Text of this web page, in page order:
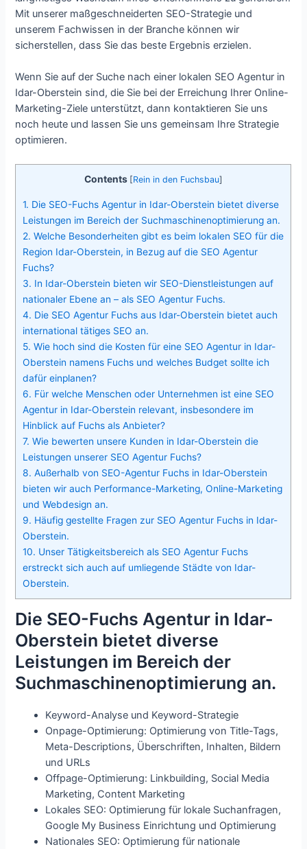
Mit unserer maßgeschneiderten SEO-Strategie und
unserem Fachwissen in der Branche können wir
sicherstellen, dass Sie das beste Ergebnis erzielen.
Wenn Sie auf der Suche nach einer lokalen SEO Agentur in
Idar-Oberstein sind, die Sie bei der Erreichung Ihrer Online-
Marketing-Ziele unterstützt, dann kontaktieren Sie uns
noch heute und lassen Sie uns gemeinsam Ihre Strategie
optimieren.
Contents [Rein in den Fuchsbau]
1. Die SEO-Fuchs Agentur in Idar-Oberstein bietet diverse
Leistungen im Bereich der Suchmaschinenoptimierung an.
2. Welche Besonderheiten gibt es beim lokalen SEO für die
Region Idar-Oberstein, in Bezug auf die SEO Agentur
Fuchs?
3. In Idar-Oberstein bieten wir SEO-Dienstleistungen auf
nationaler Ebene an – als SEO Agentur Fuchs.
4. Die SEO Agentur Fuchs aus Idar-Oberstein bietet auch
international tätiges SEO an.
5. Wie hoch sind die Kosten für eine SEO Agentur in Idar-
Oberstein namens Fuchs und welches Budget sollte ich
dafür einplanen?
6. Für welche Menschen oder Unternehmen ist eine SEO
Agentur in Idar-Oberstein relevant, insbesondere im
Hinblick auf Fuchs als Anbieter?
7. Wie bewerten unsere Kunden in Idar-Oberstein die
Leistungen unserer SEO Agentur Fuchs?
8. Außerhalb von SEO-Agentur Fuchs in Idar-Oberstein
bieten wir auch Performance-Marketing, Online-Marketing
und Webdesign an.
9. Häufig gestellte Fragen zur SEO Agentur Fuchs in Idar-
Oberstein.
10. Unser Tätigkeitsbereich als SEO Agentur Fuchs
erstreckt sich auch auf umliegende Städte von Idar-
Oberstein.
Die SEO-Fuchs Agentur in Idar-
Oberstein bietet diverse
Leistungen im Bereich der
Suchmaschinenoptimierung an.
Keyword-Analyse und Keyword-Strategie
Onpage-Optimierung: Optimierung von Title-Tags,
Meta-Descriptions, Überschriften, Inhalten, Bildern
und URLs
Offpage-Optimierung: Linkbuilding, Social Media
Marketing, Content Marketing
Lokales SEO: Optimierung für lokale Suchanfragen,
Google My Business Einrichtung und Optimierung
Nationales SEO: Optimierung für nationale